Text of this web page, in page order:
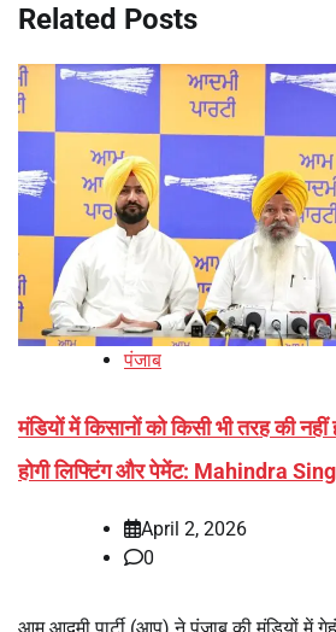
Related Posts
पंजाब
मंडियों में किसानों को किसी भी तरह की
होगी लिफ्टिंग और पेमेंट: Mahindra
April 2, 2026
0